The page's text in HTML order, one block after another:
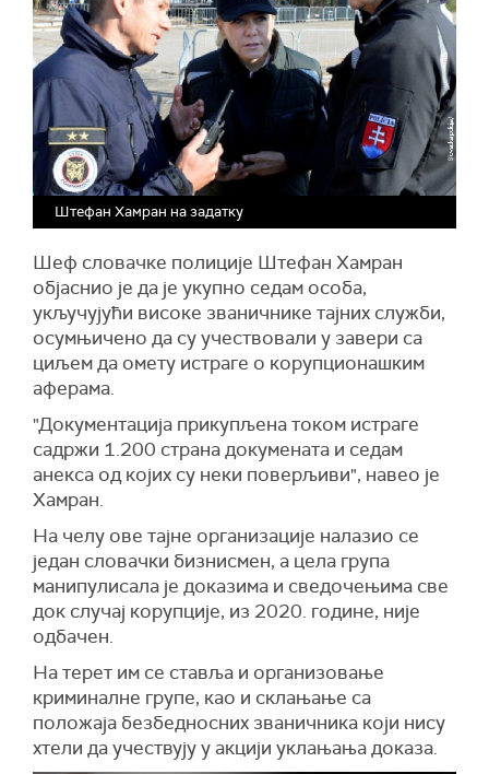
Штефан Хамран на задатку
Шеф словачке полиције Штефан Хамран
објаснио је да је укупно седам особа,
укључујући високе званичнике тајних служби,
осумњичено да су учествовали у завери са
циљем да омету истраге о корупционашким
аферама.
"Документација прикупљена током истраге
садржи 1.200 страна докумената и седам
анекса од којих су неки поверљиви", навео је
Хамран.
На челу ове тајне организације налазио се
један словачки бизнисмен, а цела група
манипулисала је доказима и сведочењима све
док случај корупције, из 2020. године, није
одбачен.
На терет им се ставља и организовање
криминалне групе, као и склањање са
положаја безбедносних званичника који нису
хтели да учествују у акцији уклањања доказа.